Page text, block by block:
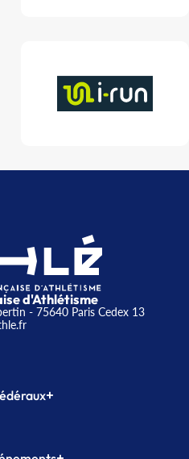
d'Athlétisme
- 75640 Paris Cedex 13
+